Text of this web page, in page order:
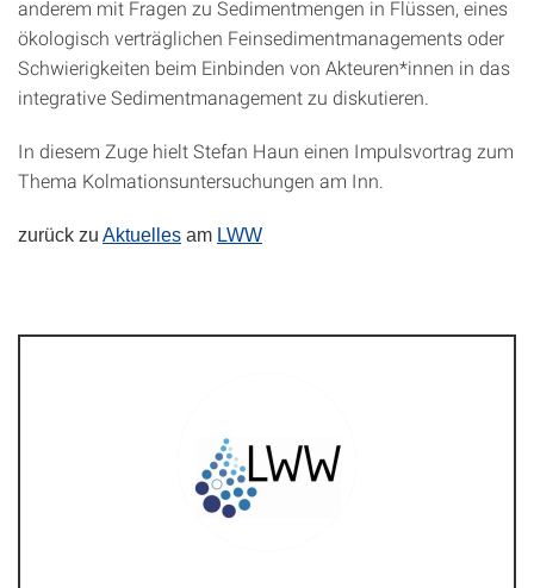
anderem mit Fragen zu Sedimentmengen in Flüssen, eines
ökologisch verträglichen Feinsedimentmanagements oder
Schwierigkeiten beim Einbinden von Akteuren*innen in das
integrative Sedimentmanagement zu diskutieren.
In diesem Zuge hielt Stefan Haun einen Impulsvortrag zum
Thema Kolmationsuntersuchungen am Inn.
zurück zu Aktuelles am LWW